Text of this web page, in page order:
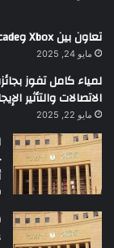
تعاون بين Xbox وAntstream Arcade
مايو 24, 2025
لمياء كامل تفوز
الاتصالات والتأثير
مايو 22, 2025